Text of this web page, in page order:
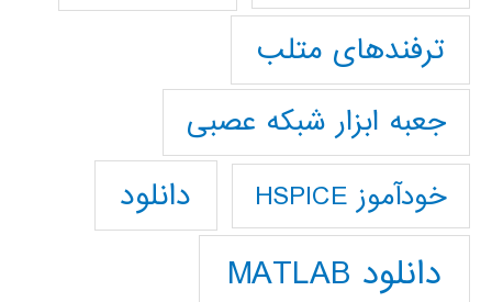
ترفندهای متلب
جعبه ابزار شبکه عصبی
خودآموز HSPICE دانلود
دانلود MATLAB